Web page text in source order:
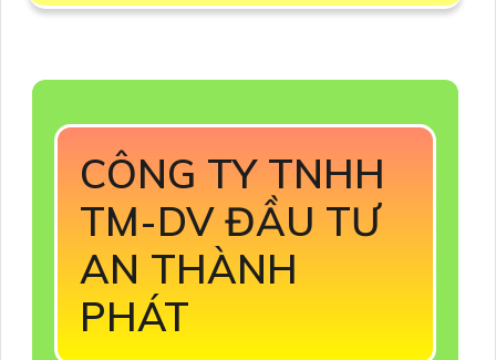
CÔNG TY TNHH
TM-DV ĐẦU TƯ
AN THÀNH
PHÁT